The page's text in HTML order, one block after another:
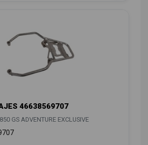
46638569707
GS ADVENTURE EXCLUSIVE